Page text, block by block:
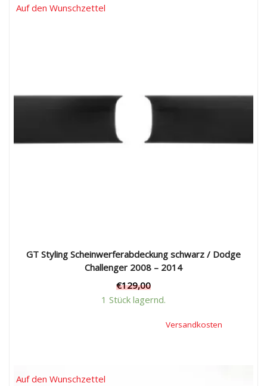
GT Styling Scheinwerferabdeckung schwarz / Dodge
Challenger 2008 – 2014
€129,00
1 Stück lagernd.
Versandkosten
Auf den Wunschzettel
Auf den Wunschzettel